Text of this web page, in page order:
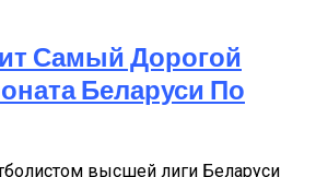
Самый Дорогой
Беларуси По
высшей лиги Беларуси